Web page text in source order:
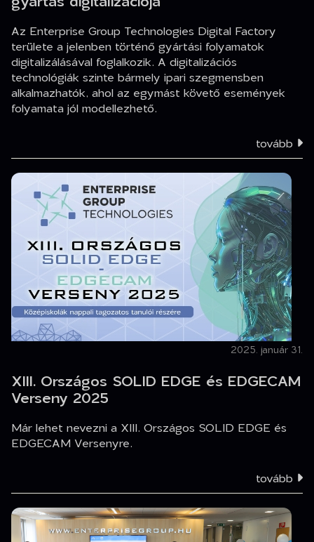
Az Enterprise Group Technologies Digital Factory
területe a jelenben történő gyártási folyamatok
digitalizálásával foglalkozik. A digitalizációs
technológiák szinte bármely ipari szegmensben
alkalmazhatók, ahol az egymást követő események
folyamata jól modellezhető.
tovább
2025. január 31.
XIII. Országos SOLID EDGE és EDGECAM
Verseny 2025
Már lehet nevezni a XIII. Országos SOLID EDGE és
EDGECAM Versenyre.
tovább